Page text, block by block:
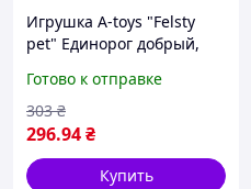
Игрушка A-toys "Felsty
pet" Единорог добрый,
Готово к отправке
296.94₴
303 ₴
Купить